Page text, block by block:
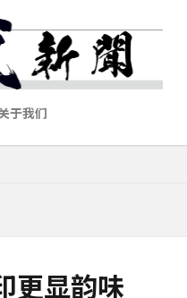
于我们
更显韵味